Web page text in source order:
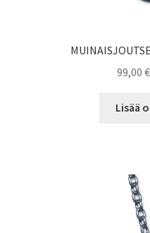
99,00 €
Lisää